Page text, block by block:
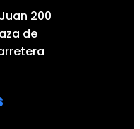
200
de